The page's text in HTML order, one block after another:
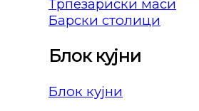
Трпезариски маси
Барски столици
Блок кујни
Блок кујни